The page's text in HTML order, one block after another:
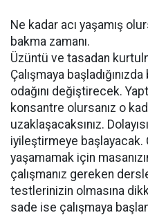
Ne kadar acı yaşamış
bakma zamanı.
Üzüntü ve tasadan
Çalışmaya
odağını değiştirecek.
konsantre olursanız o
uzaklaşacaksınız.
iyileştirmeye başlayacak.
yaşamamak için
çalışmanız gereken
testlerinizin olmasına
sade ise çalışmaya